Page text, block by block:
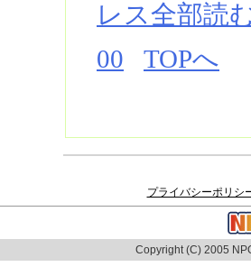
レス全部読
00
TOPへ
プライバシーポリシ
Copyright (C) 2005